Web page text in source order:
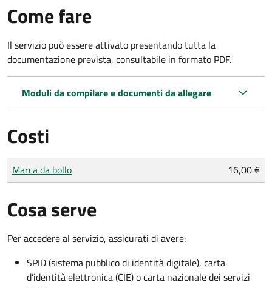
Come fare
Il servizio può essere attivato presentando tutta la
documentazione prevista, consultabile in formato PDF.
Moduli da compilare e documenti da allegare
Costi
Tipo di pagamento
Importo
Marca da bollo 16,00 €
Cosa serve
Per accedere al servizio, assicurati di avere:
SPID (sistema pubblico di identità digitale), carta
d’identità elettronica (CIE) o carta nazionale dei servizi